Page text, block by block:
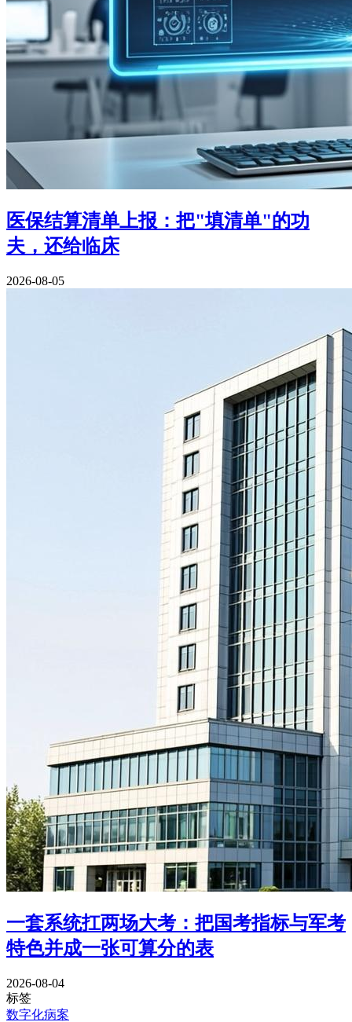
医保结算清单上报：把"填清单"的功
夫，还给临床
2026-08-05
一套系统扛两场大考：把国考指标与军考
特色并成一张可算分的表
2026-08-04
标签
数字化病案